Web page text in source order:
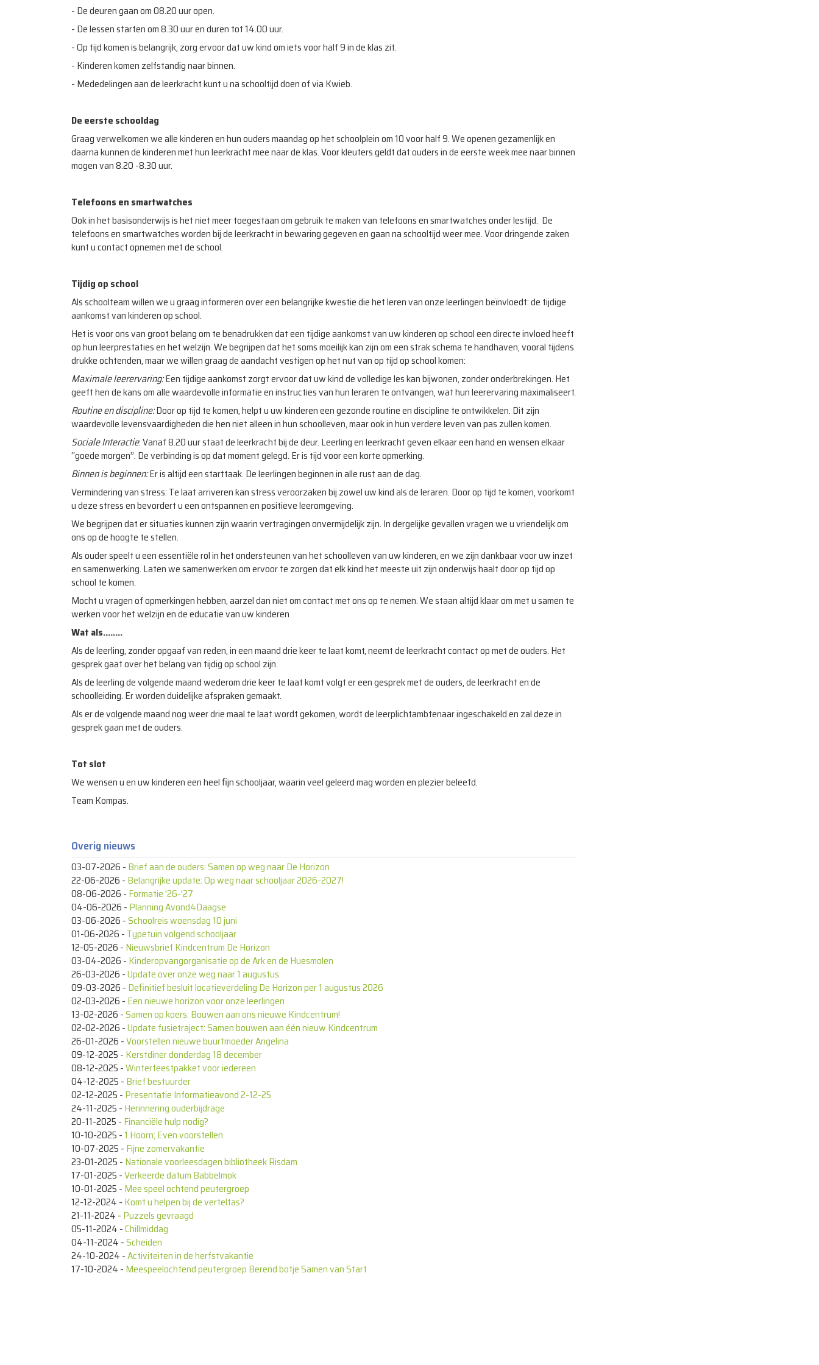
- De deuren gaan om 08.20 uur open.
- De lessen starten om 8.30 uur en duren tot 14.00 uur.
- Op tijd komen is belangrijk, zorg ervoor dat uw kind om iets voor half 9 in de klas zit.
- Kinderen komen zelfstandig naar binnen.
- Mededelingen aan de leerkracht kunt u na schooltijd doen of via Kwieb.
De eerste schooldag
Graag verwelkomen we alle kinderen en hun ouders maandag op het schoolplein om 10 voor half 9. We openen gezamenlijk en
daarna kunnen de kinderen met hun leerkracht mee naar de klas. Voor kleuters geldt dat ouders in de eerste week mee naar binnen
mogen van 8.20 -8.30 uur.
Telefoons en smartwatches
Ook in het basisonderwijs is het niet meer toegestaan om gebruik te maken van telefoons en smartwatches onder lestijd. De
telefoons en smartwatches worden bij de leerkracht in bewaring gegeven en gaan na schooltijd weer mee. Voor dringende zaken
kunt u contact opnemen met de school.
Tijdig op school
Als schoolteam willen we u graag informeren over een belangrijke kwestie die het leren van onze leerlingen beïnvloedt: de tijdige
aankomst van kinderen op school.
Het is voor ons van groot belang om te benadrukken dat een tijdige aankomst van uw kinderen op school een directe invloed heeft
op hun leerprestaties en het welzijn. We begrijpen dat het soms moeilijk kan zijn om een strak schema te handhaven, vooral tijdens
drukke ochtenden, maar we willen graag de aandacht vestigen op het nut van op tijd op school komen:
Maximale leerervaring:Een tijdige aankomst zorgt ervoor dat uw kind de volledige les kan bijwonen, zonder onderbrekingen. Het
geeft hen de kans om alle waardevolle informatie en instructies van hun leraren te ontvangen, wat hun leerervaring maximaliseert.
Routine en discipline:Door op tijd te komen, helpt u uw kinderen een gezonde routine en discipline te ontwikkelen. Dit zijn
waardevolle levensvaardigheden die hen niet alleen in hun schoolleven, maar ook in hun verdere leven van pas zullen komen.
Sociale Interactie: Vanaf 8.20 uur staat de leerkracht bij de deur. Leerling en leerkracht geven elkaar een hand en wensen elkaar
“goede morgen”. De verbinding is op dat moment gelegd. Er is tijd voor een korte opmerking.
Binnen is beginnen:Er is altijd een starttaak. De leerlingen beginnen in alle rust aan de dag.
Vermindering van stress: Te laat arriveren kan stress veroorzaken bij zowel uw kind als de leraren. Door op tijd te komen, voorkomt
u deze stress en bevordert u een ontspannen en positieve leeromgeving.
We begrijpen dat er situaties kunnen zijn waarin vertragingen onvermijdelijk zijn. In dergelijke gevallen vragen we u vriendelijk om
ons op de hoogte te stellen.
Als ouder speelt u een essentiële rol in het ondersteunen van het schoolleven van uw kinderen, en we zijn dankbaar voor uw inzet
en samenwerking. Laten we samenwerken om ervoor te zorgen dat elk kind het meeste uit zijn onderwijs haalt door op tijd op
school te komen.
Mocht u vragen of opmerkingen hebben, aarzel dan niet om contact met ons op te nemen. We staan altijd klaar om met u samen te
werken voor het welzijn en de educatie van uw kinderen
Wat als........
Als de leerling, zonder opgaaf van reden, in een maand drie keer te laat komt, neemt de leerkracht contact op met de ouders. Het
gesprek gaat over het belang van tijdig op school zijn.
Als de leerling de volgende maand wederom drie keer te laat komt volgt er een gesprek met de ouders, de leerkracht en de
schoolleiding. Er worden duidelijke afspraken gemaakt.
Als er de volgende maand nog weer drie maal te laat wordt gekomen, wordt de leerplichtambtenaar ingeschakeld en zal deze in
gesprek gaan met de ouders.
Tot slot
We wensen u en uw kinderen een heel fijn schooljaar, waarin veel geleerd mag worden en plezier beleefd.
Team Kompas.
Overig nieuws
03-07-2026 - Brief aan de ouders: Samen op weg naar De Horizon
22-06-2026 - Belangrijke update: Op weg naar schooljaar 2026-2027!
08-06-2026 - Formatie '26-'27
04-06-2026 - Planning Avond4Daagse
03-06-2026 -Schoolreis woensdag 10 juni
01-06-2026 - Typetuin volgend schooljaar
12-05-2026 - Nieuwsbrief Kindcentrum De Horizon
03-04-2026 - Kinderopvangorganisatie op de Ark en de Huesmolen
26-03-2026 -Update over onze weg naar 1 augustus
09-03-2026 - Definitief besluit locatieverdeling De Horizon per 1 augustus 2026
02-03-2026 - Een nieuwe horizon voor onze leerlingen
13-02-2026 -Samen op koers: Bouwen aan ons nieuwe Kindcentrum!
02-02-2026 -Update fusietraject: Samen bouwen aan één nieuw Kindcentrum
26-01-2026 -Voorstellen nieuwe buurtmoeder Angelina
09-12-2025 - Kerstdiner donderdag 18 december
08-12-2025 -Winterfeestpakket voor iedereen
04-12-2025 - Brief bestuurder
02-12-2025 - Presentatie Informatieavond 2-12-25
24-11-2025 - Herinnering ouderbijdrage
20-11-2025 - Financiële hulp nodig?
10-10-2025 -1.Hoorn; Even voorstellen.
10-07-2025 - Fijne zomervakantie
23-01-2025 - Nationale voorleesdagen bibliotheek Risdam
17-01-2025 -Verkeerde datum Babbelmok
10-01-2025 - Mee speel ochtend peutergroep
12-12-2024 - Komt u helpen bij de verteltas?
21-11-2024 - Puzzels gevraagd
05-11-2024 -Chillmiddag
04-11-2024 -Scheiden
24-10-2024 -Activiteiten in de herfstvakantie
17-10-2024 - Meespeelochtend peutergroep Berend botje Samen van Start